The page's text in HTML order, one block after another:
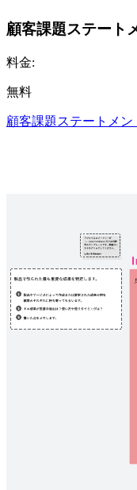
顧客課題ステート
料金:
無料
顧客課題ステートメ